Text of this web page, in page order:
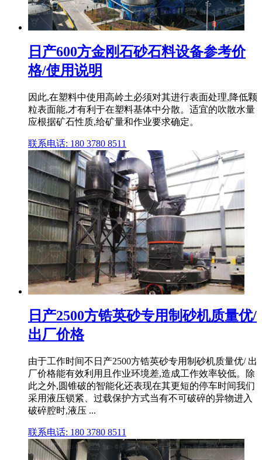
日产600方金刚石砂石料设备参考价
格/使用说明
因此,在塑料中使用高岭土必须对其进行表面处理,降低颗
粒表面能,才有利于在塑料基体中分散。适宜的吹散水量
应根据矿石性质,给矿量和作业要求确定。
联系电话: 180 3780 8511
日产2500方锆英砂专用制砂机质量优/
出厂价格
由于工作时间不日产2500方锆英砂专用制砂机质量优/ 出
厂价格能有效利用且作业环境差,造成工作效率较低。除
此之外,圆锥破的智能化还表现在其更短的停车时间我们
采用液压锁紧、过载保护方式当有不可破碎的异物进入
破碎腔时,液压 ...
联系电话: 180 3780 8511